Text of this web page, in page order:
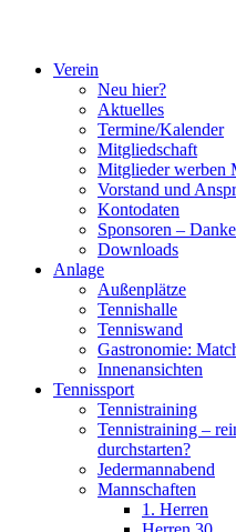
Verein
Neu hier?
Aktuelles
Termine/Kalender
Mitgliedschaft
Mitglieder werben
Vorstand und
Kontodaten
Sponsoren –
Downloads
Anlage
Außenplätze
Tennishalle
Tenniswand
Gastronomie:
Innenansichten
Tennissport
Tennistraining
Tennistraining –
durchstarten?
Jedermannabend
Mannschaften
1. Herren